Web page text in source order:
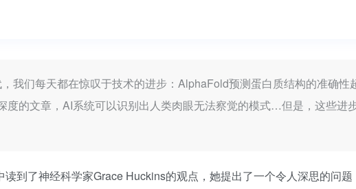
我们每天都在惊叹于技术的进步：AlphaFold预测蛋白质结构的准确性
度的文章，AI系统可以识别出人类肉眼无法察觉的模式…但是，这些进
到了神经科学家Grace Huckins的观点，她提出了一个令人深思的问题